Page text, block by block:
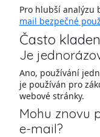
Pro hlubší analýzu
mail bezpečné
Často
Je
Ano, používání
je používán pro
webové stránky.
Mohu znovu
e-mail?